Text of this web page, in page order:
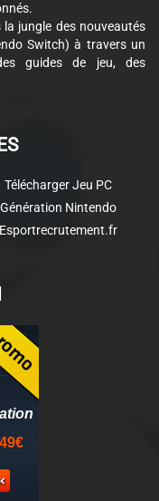
jungle des nouveautés
Switch) à travers un
guides de jeu, des
Télécharger Jeu PC
Génération Nintendo
Esportrecrutement.fr